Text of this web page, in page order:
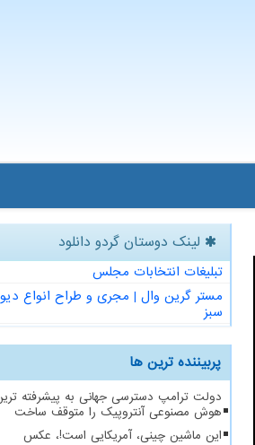
لینک دوستان گردو دانلود
تبلیغات انتخابات مجلس
مستر گرین وال | مجری و طراح انواع
سبز
پربیننده ترین ها
دولت ترامپ دسترسی جهانی به پیشرفته
هوش مصنوعی آنتروپیک را متوقف ساخت
این ماشین چینی، آمریکایی است!، عکس